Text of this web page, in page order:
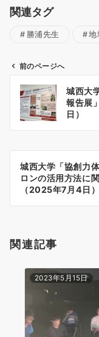
関連タグ
勝浦先生 地
ビ
ン
前のページへ
城西大
報告展
日）
城西大学「協創力
ロンの活用方法に
（2025年7月4日）
関連記事
2023年5月15日